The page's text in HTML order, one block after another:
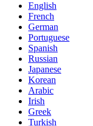
English
French
German
Portuguese
Spanish
Russian
Japanese
Korean
Arabic
Irish
Greek
Turkish